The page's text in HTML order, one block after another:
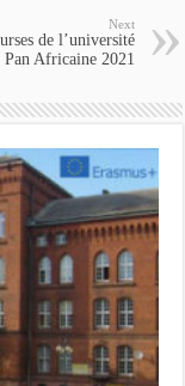
Next
de l’université
Pan Africaine 2021